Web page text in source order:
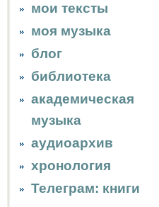
мои тексты
моя музыка
блог
библиотека
академическая
музыка
аудиоархив
хронология
Телеграм: книги